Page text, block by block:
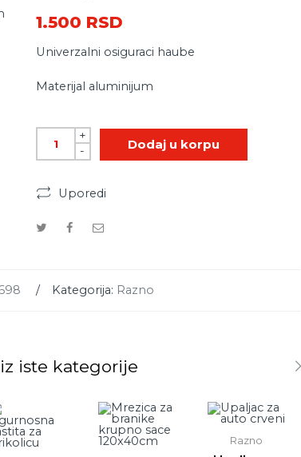
1.500 RSD
Univerzalni osiguraci haube
Materijal aluminijum
+
-
Dodaj u korpu
Uporedi
Kategorija: Razno
iste kategorije
Razno